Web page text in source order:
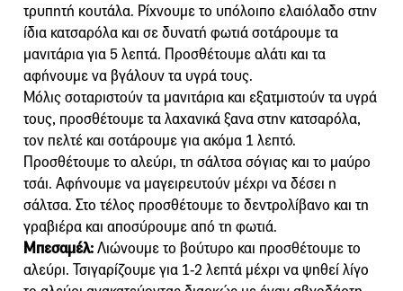
τρυπητή κουτάλα. Ρίχνουμε το υπόλοιπο ελαιόλαδο στην
ίδια κατσαρόλα και σε δυνατή φωτιά σοτάρουμε τα
μανιτάρια για 5 λεπτά. Προσθέτουμε αλάτι και τα
αφήνουμε να βγάλουν τα υγρά τους.
Μόλις σοταριστούν τα μανιτάρια και εξατμιστούν τα υγρά
τους, προσθέτουμε τα λαχανικά ξανα στην κατσαρόλα,
τον πελτέ και σοτάρουμε για ακόμα 1 λεπτό.
Προσθέτουμε το αλεύρι, τη σάλτσα σόγιας και το μαύρο
τσάι. Αφήνουμε να μαγειρευτούν μέχρι να δέσει η
σάλτσα. Στο τέλος προσθέτουμε το δεντρολίβανο και τη
γραβιέρα και αποσύρουμε από τη φωτιά.
Μπεσαμέλ:Λιώνουμε το βούτυρο και προσθέτουμε το
αλεύρι. Τσιγαρίζουμε για 1-2 λεπτά μέχρι να ψηθεί λίγο